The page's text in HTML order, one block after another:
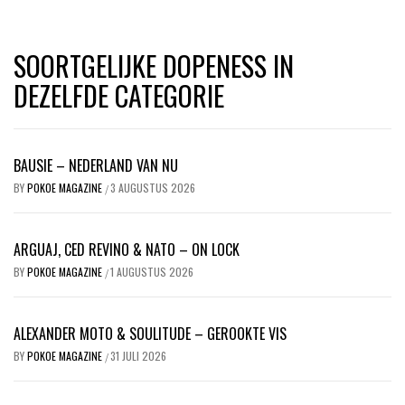
SOORTGELIJKE DOPENESS IN
DEZELFDE CATEGORIE
BAUSIE – NEDERLAND VAN NU
BYPOKOE MAGAZINE /3 AUGUSTUS 2026
ARGUAJ, CED REVINO & NATO – ON LOCK
BYPOKOE MAGAZINE /1 AUGUSTUS 2026
ALEXANDER MOTO & SOULITUDE – GEROOKTE VIS
BYPOKOE MAGAZINE /31 JULI 2026